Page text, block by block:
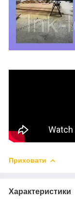
Приховати
Характеристики